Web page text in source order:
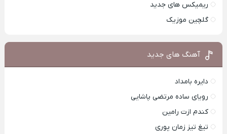
ریمیکس های جدید
گلچین موزیک
آهنگ های جدید
دایره بامداد
رویای ساده مرتضی پاشایی
کندم ازت رامین
تیغ تیز زمان پوری